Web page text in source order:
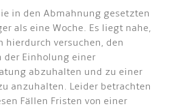
in den Abmahnung gesetzten
als eine Woche. Es liegt nahe,
hierdurch versuchen, den
der Einholung einer
abzuhalten und zu einer
anzuhalten. Leider betrachten
Fällen Fristen von einer